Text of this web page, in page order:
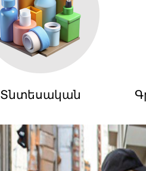
Տնտեսական